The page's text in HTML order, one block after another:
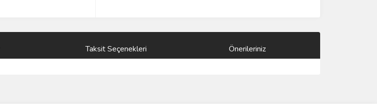
Taksit Seçenekleri Önerileriniz